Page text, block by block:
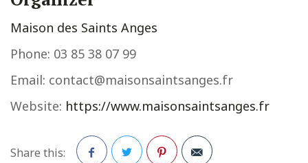
Maison des Saints Anges
Phone: 03 85 38 07 99
Email: contact@maisonsaintsanges.fr
Website: https://www.maisonsaintsanges.fr
Share this: